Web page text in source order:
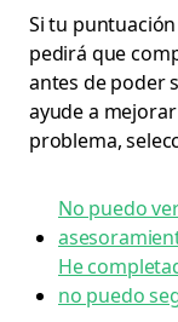
Si tu
pedirá que
antes de poder
ayude a
problema,
No puedo
He
no puedo